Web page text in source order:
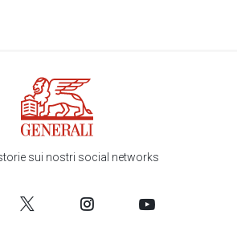
sui nostri social networks